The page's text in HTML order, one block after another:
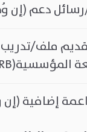
دعم (إن
ملف/
المؤسسية
إضافية